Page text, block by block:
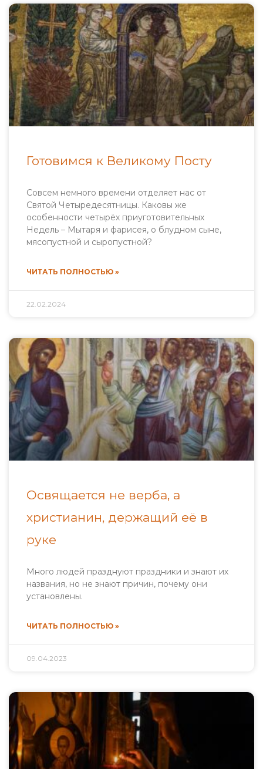
Готовимся к Великому Посту
Совсем немного времени отделяет нас от
Святой Четыредесятницы. Каковы же
особенности четырёх приуготовительных
Недель – Мытаря и фарисея, о блудном сыне,
мясопустной и сыропустной?
ЧИТАТЬ ПОЛНОСТЬЮ »
22.02.2024
Освящается не верба, а
христианин, держащий её в
руке
Много людей празднуют праздники и знают их
названия, но не знают причин, почему они
установлены.
ЧИТАТЬ ПОЛНОСТЬЮ »
09.04.2023